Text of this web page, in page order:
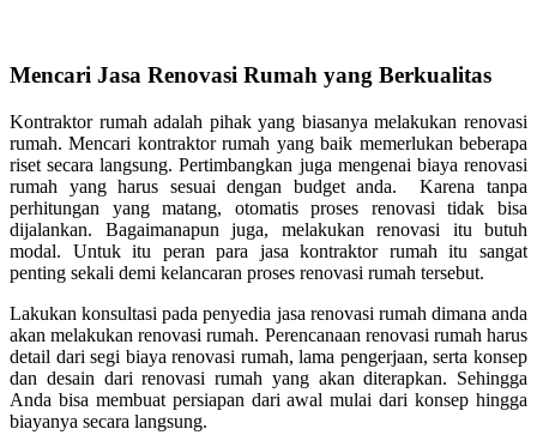
Mencari Jasa Renovasi Rumah yang Berkualitas
Kontraktor rumah adalah pihak yang biasanya melakukan renovasi
rumah. Mencari kontraktor rumah yang baik memerlukan beberapa
riset secara langsung. Pertimbangkan juga mengenai biaya renovasi
rumah yang harus sesuai dengan budget anda. Karena tanpa
perhitungan yang matang, otomatis proses renovasi tidak bisa
dijalankan. Bagaimanapun juga, melakukan renovasi itu butuh
modal. Untuk itu peran para jasa kontraktor rumah itu sangat
penting sekali demi kelancaran proses renovasi rumah tersebut.
Lakukan konsultasi pada penyedia jasa renovasi rumah dimana anda
akan melakukan renovasi rumah. Perencanaan renovasi rumah harus
detail dari segi biaya renovasi rumah, lama pengerjaan, serta konsep
dan desain dari renovasi rumah yang akan diterapkan. Sehingga
Anda bisa membuat persiapan dari awal mulai dari konsep hingga
biayanya secara langsung.